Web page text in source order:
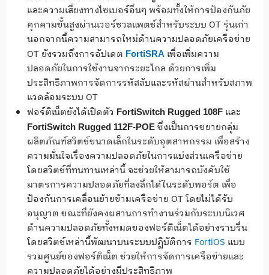
และความเสี่ยงทางไซเบอร์อื่นๆ พร้อมทั้งให้การป้องกันภัย
คุกคามขั้นสูงผ่านเวอร์ชวลแพตช์สำหรับระบบ OT รุ่นเก่า
นอกจากนี้ความสามารถใหม่ด้านความปลอดภัยเครือข่าย
OT ยังรวมถึงการอัปเดต FortiSRA เพื่อเพิ่มความ
ปลอดภัยในการใช้งานจากระยะไกล ด้วยการเพิ่ม
ประสิทธิภาพการจัดการรหัสลับและรหัสผ่านสำหรับสภาพ
แวดล้อมระบบ OT
ฟอร์ติเน็ตยังได้เปิดตัว FortiSwitch Rugged 108F และ
FortiSwitch Rugged 112F-POE ซึ่งเป็นการขยายกลุ่ม
ผลิตภัณฑ์สวิตช์ขนาดเล็กในระดับอุตสาหกรรม เพื่อสร้าง
ความมั่นใจเรื่องความปลอดภัยในการแบ่งส่วนเครือข่าย
โดยสวิตช์ที่ทนทานเหล่านี้ จะช่วยให้สามารถบังคับใช้
มาตรการความปลอดภัยที่ลงลึกได้ในระดับพอร์ต เพื่อ
ป้องกันการเคลื่อนย้ายข้ามเครือข่าย OT โดยไม่ได้รับ
อนุญาต ขณะที่ยังคงผสานการทำงานร่วมกับระบบนิเวศ
ด้านความปลอดภัยทั้งหมดของฟอร์ติเน็ตได้อย่างราบรื่น
โดยสวิตช์เหล่านี้พัฒนาบนระบบปฏิบัติการ FortiOS แบบ
รวมศูนย์ของฟอร์ติเน็ต ช่วยให้การจัดการเครือข่ายและ
ความปลอดภัยได้อย่างมีประสิทธิภาพ